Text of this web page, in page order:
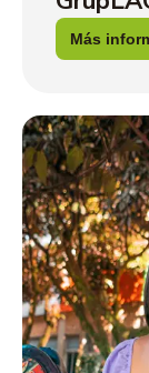
Más